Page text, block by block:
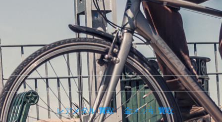
レアメタル 買取 金メッキ 買取